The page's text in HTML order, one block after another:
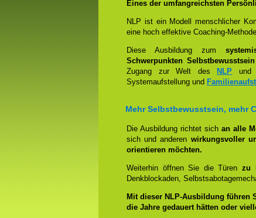
Eines der umfangreichsten
NLP ist ein Modell menschlicher
eine hoch effektive Coaching-
Diese Ausbildung zum
Schwerpunkten
Zugang zur Welt des
NLP und
Systemaufstellung und
Mehr Selbstbewusstsein, mehr
Die Ausbildung richtet sich an alle
sich und anderen wirkungsvoller
orientieren möchten.
Weiterhin öffnen Sie die Türenzu
Denkblockaden,
Mit dieser NLP-Ausbildung führen
die Jahre gedauert hätten oder